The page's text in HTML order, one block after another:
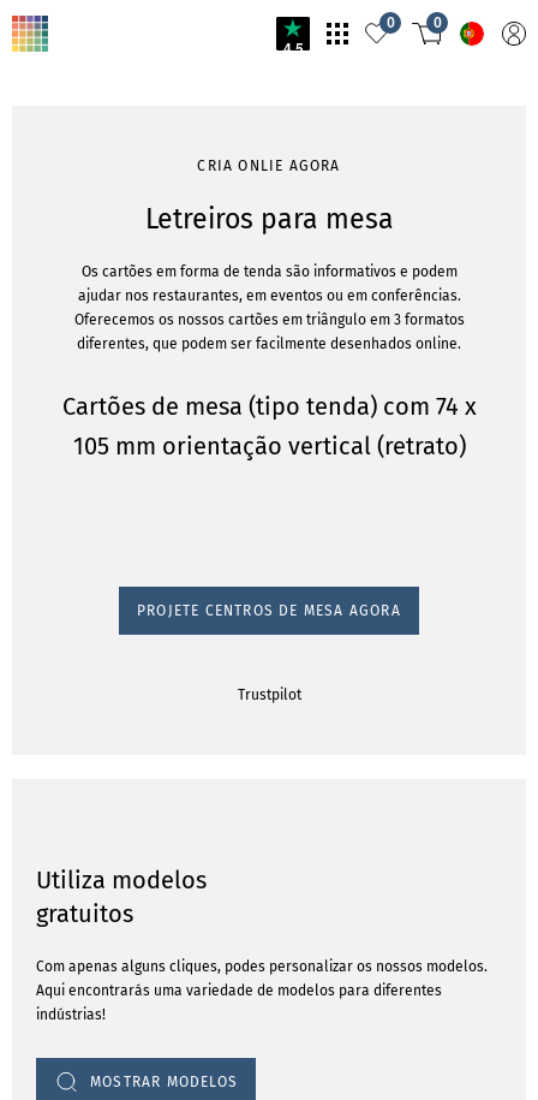
4.5
0 0
CRIA ONLIE AGORA
Letreiros para mesa
Os cartões em forma de tenda são informativos e podem
ajudar nos restaurantes, em eventos ou em conferências.
Oferecemos os nossos cartões em triângulo em 3 formatos
diferentes, que podem ser facilmente desenhados online.
Cartões de mesa (tipo tenda) com 74 x
105 mm orientação vertical (retrato)
PROJETE CENTROS DE MESA AGORA
Trustpilot
Utiliza modelos
gratuitos
Com apenas alguns cliques, podes personalizar os nossos modelos.
Aqui encontrarás uma variedade de modelos para diferentes
indústrias!
MOSTRAR MODELOS